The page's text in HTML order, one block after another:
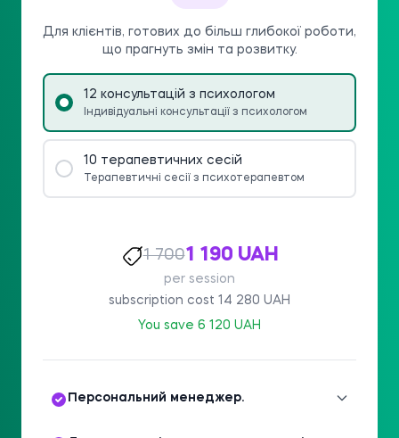
Для клієнтів, готових до більш глибокої роботи,
що прагнуть змін та розвитку.
12 консультацій з психологом
Індивідуальні консультації з психологом
10 терапевтичних сесій
Терапевтичні сесії з психотерапевтом
1 7001 190 UAH
per session
subscription cost 14 280 UAH
You save 6 120 UAH
Персональний менеджер.